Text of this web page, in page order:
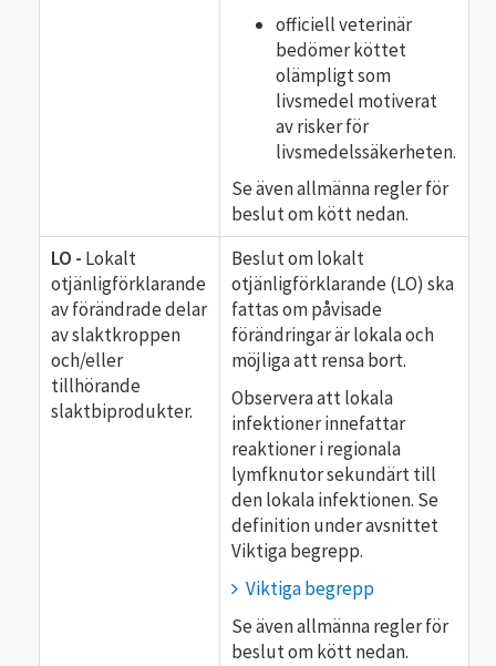
officiell veterinär
bedömer köttet
olämpligt som
livsmedel motiverat
av risker för
livsmedelssäkerheten.
Se även allmänna regler för
beslut om kött nedan.
LO - Lokalt
otjänligförklarande
av förändrade delar
av slaktkroppen
och/eller
tillhörande
slaktbiprodukter.
Beslut om lokalt
otjänligförklarande (LO) ska
fattas om påvisade
förändringar är lokala och
möjliga att rensa bort.
Observera att lokala
infektioner innefattar
reaktioner i regionala
lymfknutor sekundärt till
den lokala infektionen. Se
definition under avsnittet
Viktiga begrepp.
Viktiga begrepp
Se även allmänna regler för
beslut om kött nedan.